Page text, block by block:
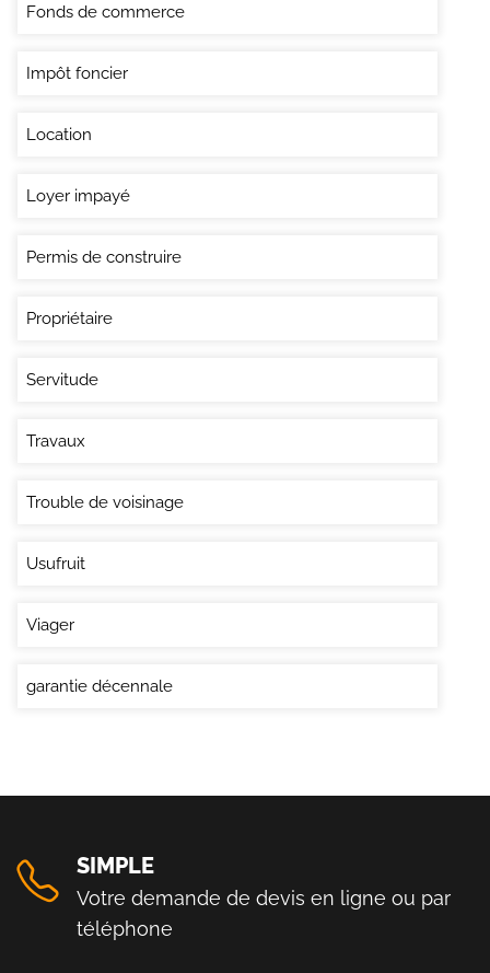
Fonds de commerce
Impôt foncier
Location
Loyer impayé
Permis de construire
Propriétaire
Servitude
Travaux
Trouble de voisinage
Usufruit
Viager
garantie décennale
SIMPLE
Votre demande de devis en ligne ou par
téléphone